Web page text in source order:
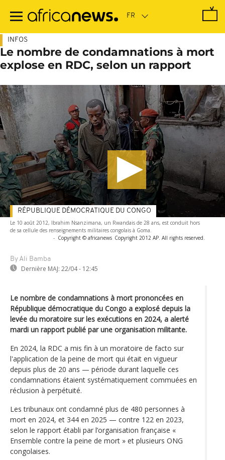
contenu
INFOS
Le nombre de condamnations à mort
explose en RDC, selon un rapport
Le 10 août 2012, Ibrahim Nsanzimana, un Rwandais de 28 ans, est conduit hors
de sa cellule des renseignements militaires congolais à Goma.
- Copyright © africanews Copyright 2012 AP. All rights reserved.
By Ali Bamba
Dernière MAJ: 22/04 - 12:45
RÉPUBLIQUE DÉMOCRATIQUE DU CONGO
Le nombre de condamnations à mort prononcées en
République démocratique du Congo a explosé depuis la
levée du moratoire sur les exécutions en 2024, a alerté
mardi un rapport publié par une organisation militante.
En 2024, la RDC a mis fin à un moratoire de facto sur
l'application de la peine de mort qui était en vigueur
depuis plus de 20 ans — période durant laquelle ces
condamnations étaient systématiquement commuées en
réclusion à perpétuité.
Les tribunaux ont condamné plus de 480 personnes à
mort en 2024, et 344 en 2025 — contre 122 en 2023,
selon le rapport établi par l’organisation française «
Ensemble contre la peine de mort » et plusieurs ONG
congolaises.